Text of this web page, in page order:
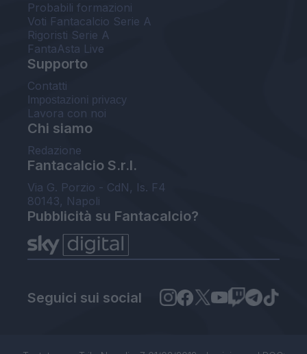
Probabili formazioni
Voti Fantacalcio Serie A
Rigoristi Serie A
FantaAsta Live
Supporto
Contatti
Impostazioni privacy
Lavora con noi
Chi siamo
Redazione
Fantacalcio S.r.l.
Via G. Porzio - CdN, Is. F4
80143, Napoli
Pubblicità su Fantacalcio?
Seguici sui social